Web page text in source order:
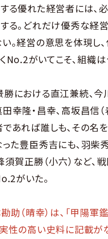
る優れた経営者には、
る。どれだけ優秀な経
。経営の意思を体現し
No.2がいてこそ、組織は
における直江兼続、今
幸隆・昌幸、高坂昌信
あれば誰しも、その名
た豊臣秀吉にも、羽柴
須賀正勝（小六）など
がいた。
助（晴幸）は、「甲陽
性の高い史料に記載が